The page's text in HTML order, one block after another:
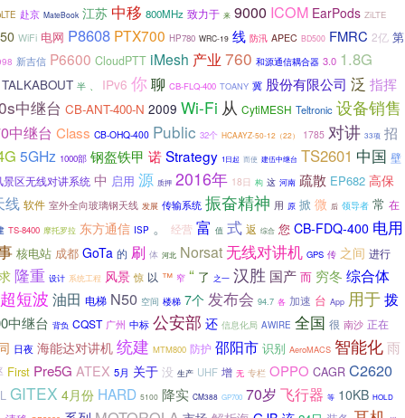
赴京 MateBook 江苏 中移 800MHz 致力于 来 9000 ICOM EarPods ZiLTE
WiFi 电网 P8608 PTX700 HP780 WRC-19 线 防汛 APEC BD500 FMRC 2亿 第
新吉信 P6600 CloudPTT iMesh 产业 760 和源通信耦合器 3.0 1.8G
TALKABOUT 半 、 IPv6 你聊 CB-FLQ-400 TOANY 冀 股份有限公司 泛 指挥
中继台 CB-ANT-400-N 2009 Wi-Fi 从 CytiMESH Teltronic 设备销售
中继台 Class CB-OHQ-400 Public 32个 HCAAYZ-50-12（22） 1785 对讲 33项 招
5GHz 1000部 钢盔铁甲 诺Strategy 1日起 而使 建伍中继台 TS2601 中国 壁
景区无线对讲系统 中 启用 源 质押 2016年 18日 构 这 河南 疏散 EP682 高保
线 软件 室外全向玻璃钢天线 发展 传输系统 振奋精神 用 原 掀 微 后 领导者 常 在
TS-8400 摩托罗拉 东方通信 ISP 。 经营 富 值 式 返 综合 您 CB-FDQ-400 电用
核电站 成都 GoTa 的 刷 体 河北 Norsat无线对讲机 GPS 传 之间 进行
隆重 设计 系统工程 风景 惊 以 ™ 窄 “ 了 之一 汉胜 国产 而 穷冬 综合体
超短波 油田 电梯 N50 空间 楼梯 7个 发布会 94.7 各 加速 台 App 用于拨
中继台 背负 CQST 广州 中标 公安部 还 信息化局 AWIRE 全国 很 南沙 正在
日夜 海能达对讲机 统建 MTM800 防护 邵阳市 识别 AeroMACS 智能化雨
First Pre5G ATEX 5月 关于 没 生产 UHF 增 无 专栏 OPPO CAGR C2620
GITEX 4月份 HARD 5100 降实 CM388 GP700 70岁 飞行器 等 10KB HOLD